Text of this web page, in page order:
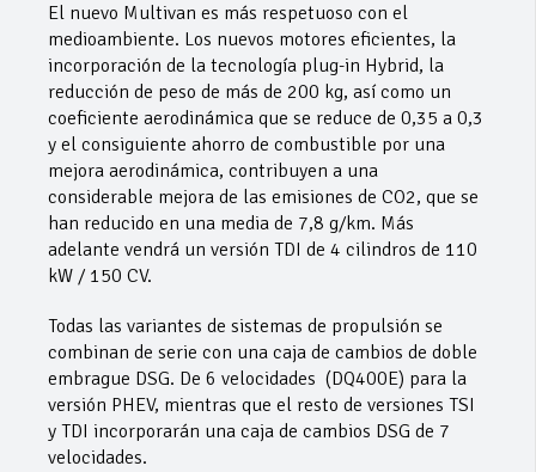
El nuevo Multivan es más respetuoso con el
medioambiente. Los nuevos motores eficientes, la
incorporación de la tecnología plug-in Hybrid, la
reducción de peso de más de 200 kg, así como un
coeficiente aerodinámica que se reduce de 0,35 a 0,3
y el consiguiente ahorro de combustible por una
mejora aerodinámica, contribuyen a una
considerable mejora de las emisiones de CO2, que se
han reducido en una media de 7,8 g/km. Más
adelante vendrá un versión TDI de 4 cilindros de 110
kW / 150 CV.
Todas las variantes de sistemas de propulsión se
combinan de serie con una caja de cambios de doble
embrague DSG. De 6 velocidades (DQ400E) para la
versión PHEV, mientras que el resto de versiones TSI
y TDI incorporarán una caja de cambios DSG de 7
velocidades.